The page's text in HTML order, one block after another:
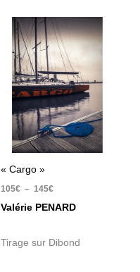
« Cargo »
105€ – 145€
Plage
de
prix :
105€
à
145€
Valérie PENARD
Tirage sur Dibond